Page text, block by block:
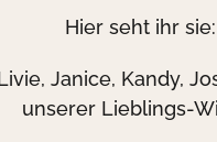
Hier seht ihr sie:
Janice, Kandy,
unserer Lieblings-